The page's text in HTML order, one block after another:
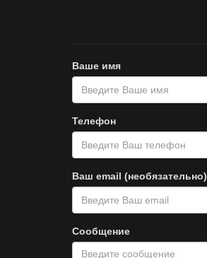
Ваше имя
Телефон
Ваш email (необязательно)
Сообщение